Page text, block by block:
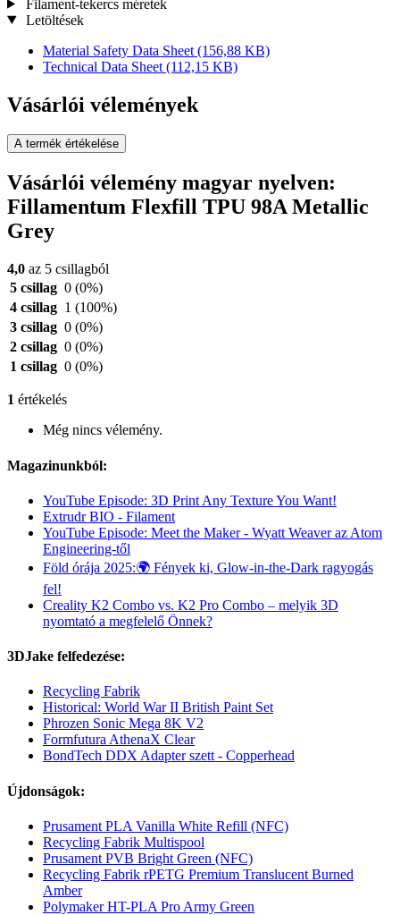
Filament-tekercs méretek
Letöltések
Material Safety Data Sheet (156,88 KB)
Technical Data Sheet (112,15 KB)
Vásárlói vélemények
A termék értékelése
Vásárlói vélemény magyar nyelven:
Fillamentum Flexfill TPU 98A Metallic
Grey
4,0 az 5 csillagból
5 csillag 0 (0%)
4 csillag 1 (100%)
3 csillag 0 (0%)
2 csillag 0 (0%)
1 csillag 0 (0%)
1 értékelés
Még nincs vélemény.
Magazinunkból:
YouTube Episode: 3D Print Any Texture You Want!
Extrudr BIO - Filament
YouTube Episode: Meet the Maker - Wyatt Weaver az Atom
Engineering-től
Föld órája 2025:🌍 Fények ki, Glow-in-the-Dark ragyogás
fel!
Creality K2 Combo vs. K2 Pro Combo – melyik 3D
nyomtató a megfelelő Önnek?
3DJake felfedezése:
Recycling Fabrik
Historical: World War II British Paint Set
Phrozen Sonic Mega 8K V2
Formfutura AthenaX Clear
BondTech DDX Adapter szett - Copperhead
Újdonságok:
Prusament PLA Vanilla White Refill (NFC)
Recycling Fabrik Multispool
Prusament PVB Bright Green (NFC)
Recycling Fabrik rPETG Premium Translucent Burned
Amber
Polymaker HT-PLA Pro Army Green